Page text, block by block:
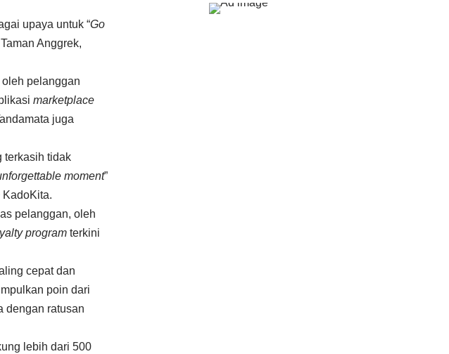
upaya untuk “Go
Anggrek,
pelanggan
marketplace
juga
terkasih tidak
moment”
KadoKita.
pelanggan, oleh
program terkini
cepat dan
poin dari
dengan ratusan
lebih dari 500